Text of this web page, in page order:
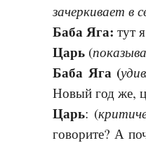
зачеркивает в
Баба Яга: тут
Царь (
Баба Яга (
Новый год же,
Царь: (
говорите? А